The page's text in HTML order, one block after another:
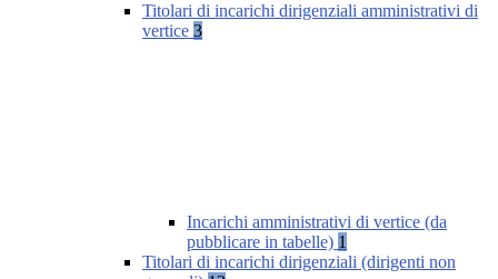
Titolari di incarichi dirigenziali amministrativi di
vertice 3
Incarichi amministrativi di vertice (da
pubblicare in tabelle) 1
Titolari di incarichi dirigenziali (dirigenti non